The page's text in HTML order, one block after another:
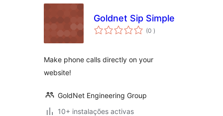
Goldnet Sip Simple
(0 classificações
)
Make phone calls directly on your
website!
GoldNet Engineering Group
10+ instalações activas